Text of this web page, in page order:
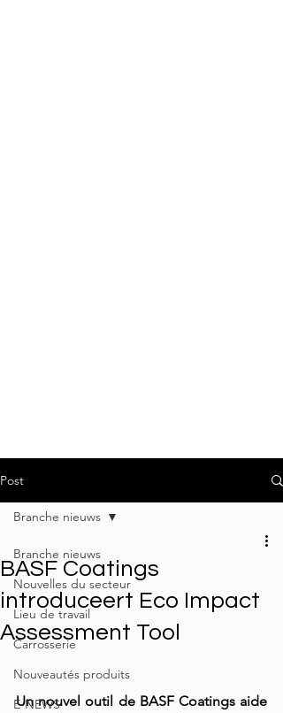
Post
Branche nieuws
Nouvelles du secteur
Lieu de travail
Carrosserie
Nouveautés produits
E-NEWS
Branche nieuws
BASF Coatings
introduceert Eco Impact
Assessment Tool
Un nouvel outil de BASF Coatings aide